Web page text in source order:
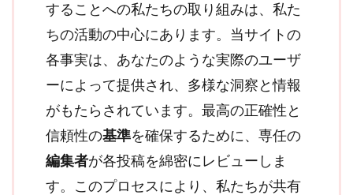
することへの私たちの取り組みは、私た
ちの活動の中心にあります。当サイトの
各事実は、あなたのような実際のユーザ
ーによって提供され、多様な洞察と情報
がもたらされています。最高の正確性と
信頼性の基準を確保するために、専任の
編集者が各投稿を綿密にレビューしま
す。このプロセスにより、私たちが共有